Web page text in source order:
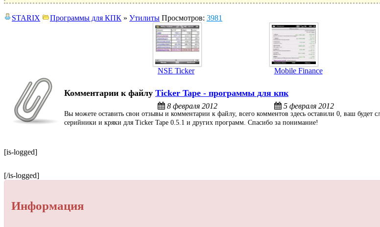
STARIX Программы для КПК » Утилиты Просмотров: 3981
NSE Ticker
8 февраля 2012
Mobile Finance
5 февраля 2012
Комментарии к файлу Ticker Tape - программы для кпк
Вы можете оставить свои отзывы и комментарии к файлу, всего комментов здесь оставили 0, ваш
серийники и кряки для Ticker Tape 0.5.1 и других программ. Спасибо за понимание!
[is-logged]
[/is-logged]
Информация